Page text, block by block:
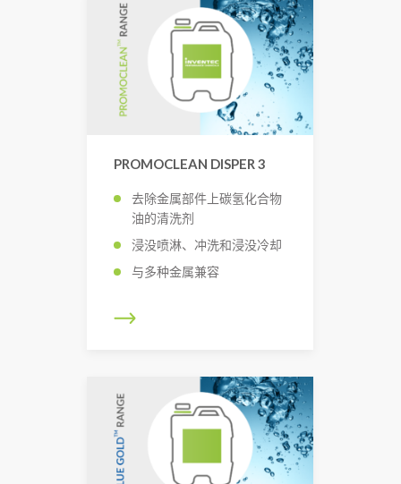
PROMOCLEAN DISPER 3
去除金属部件上碳氢化合物
油的清洗剂
浸没喷淋、冲洗和浸没冷却
与多种金属兼容